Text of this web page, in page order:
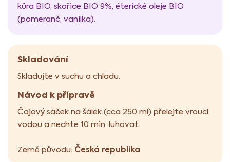
kůra BIO, skořice BIO 9%, éterické oleje BIO
(pomeranč, vanilka).
Skladování
Skladujte v suchu a chladu.
Návod k přípravě
Čajový sáček na šálek (cca 250 ml) přelejte vroucí
vodou a nechte 10 min. luhovat.
Země původu: Česká republika